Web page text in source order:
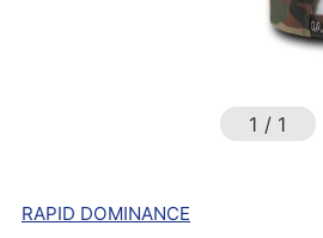
1 / 1
RAPID DOMINANCE